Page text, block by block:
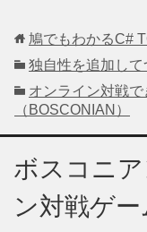
鳩でもわかるC#
独自性を追加し
オンライン対戦
（BOSCONIAN）
ボスコニ
ン対戦ゲー